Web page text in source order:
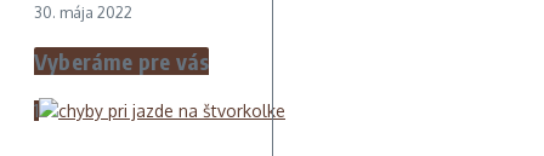
30. mája 2022
Vyberáme pre vás
1